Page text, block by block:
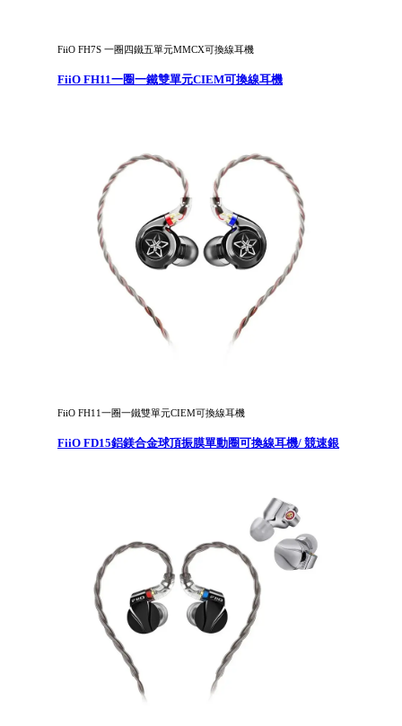
FiiO FH7S 一圈四鐵五單元MMCX可換線耳機
FiiO FH11一圈一鐵雙單元CIEM可換線耳機
FiiO FH11一圈一鐵雙單元CIEM可換線耳機
FiiO FD15鋁鎂合金球頂振膜單動圈可換線耳機/ 競速銀